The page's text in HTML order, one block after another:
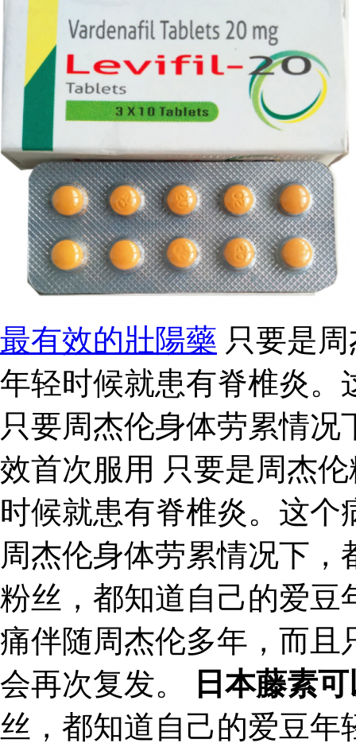
最有效的壯陽藥 只要是
年轻时候就患有脊椎炎。
只要周杰伦身体劳累情
效首次服用 只要是周杰
时候就患有脊椎炎。这
周杰伦身体劳累情况下
粉丝，都知道自己的爱豆
痛伴随周杰伦多年，而且
会再次复发。
日本藤素
丝，都知道自己的爱豆